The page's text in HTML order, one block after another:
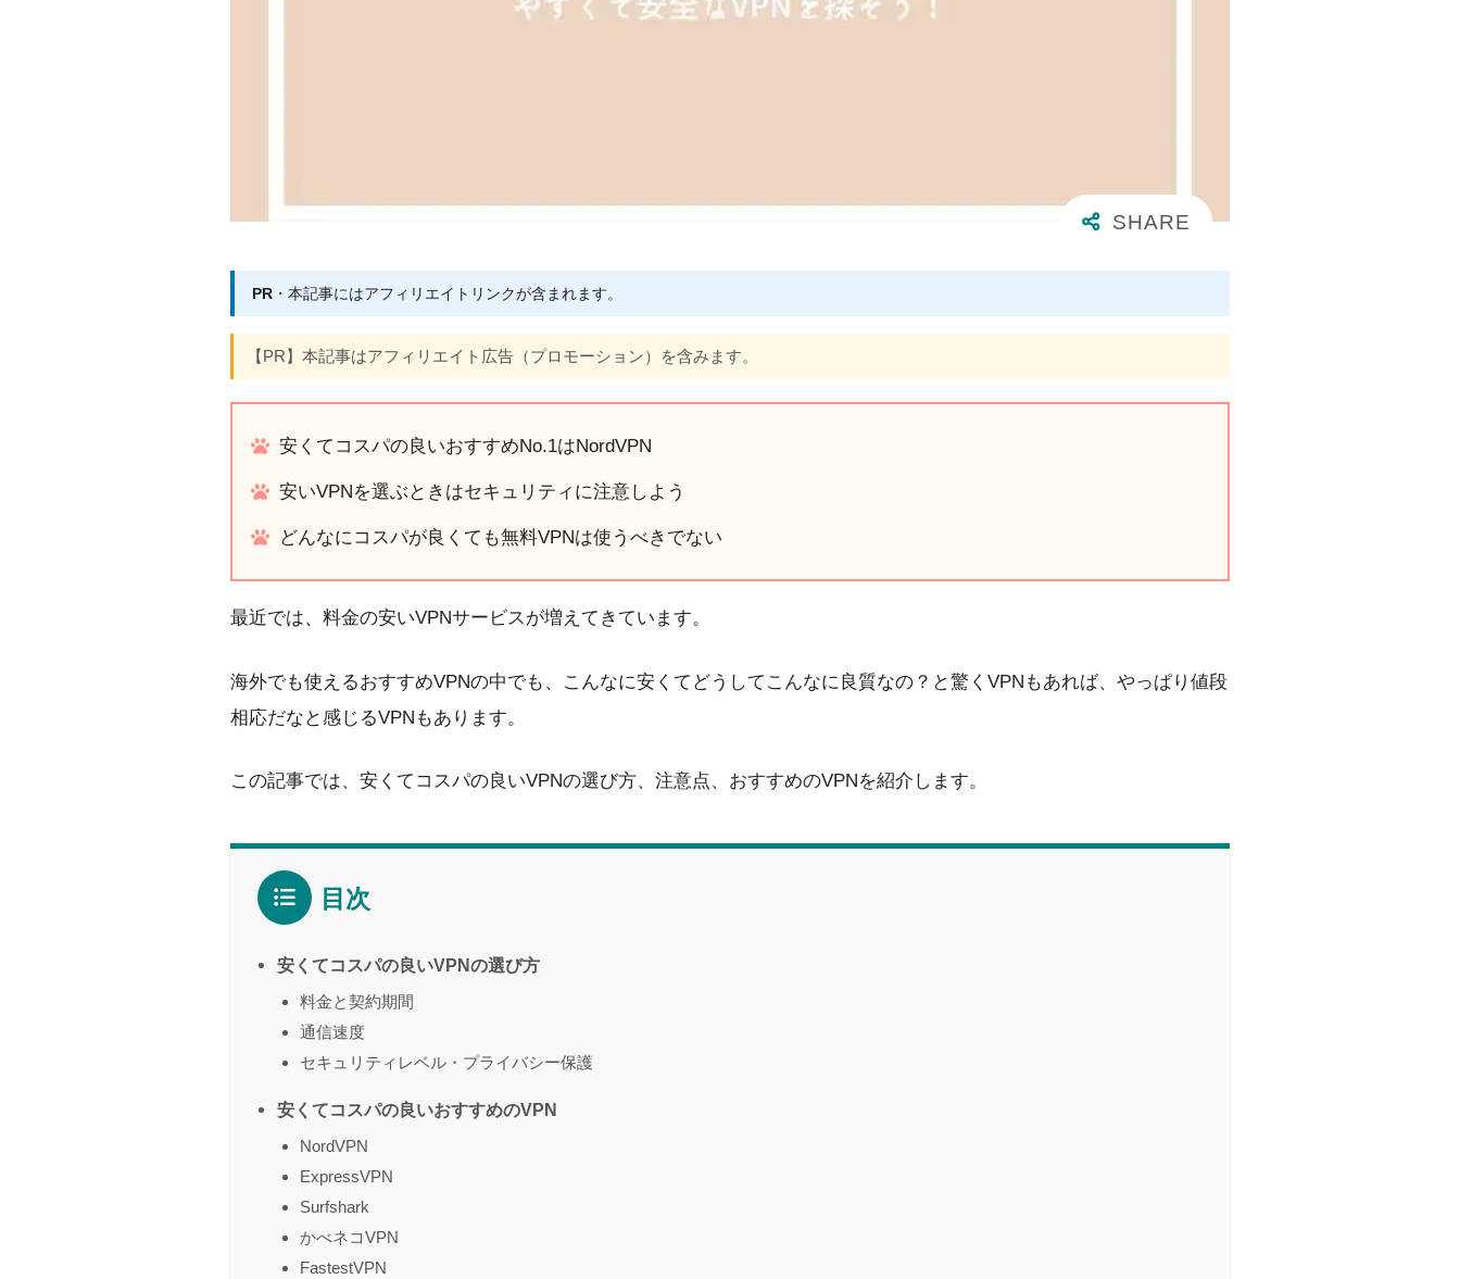
PR ・本記事にはアフィリエイトリンクが含まれます。
【PR】本記事はアフィリエイト広告（プロモーション）を含みます。
安くてコスパの良いおすすめNo.1はNordVPN
安いVPNを選ぶときはセキュリティに注意しよう
どんなにコスパが良くても無料VPNは使うべきでない
最近では、料金の安いVPNサービスが増えてきています。
海外でも使えるおすすめVPNの中でも、こんなに安くてどうしてこんなに良質なの？と驚くVPNもあれば、やっぱり値段
相応だなと感じるVPNもあります。
この記事では、安くてコスパの良いVPNの選び方、注意点、おすすめのVPNを紹介します。
目次
安くてコスパの良いVPNの選び方
料金と契約期間
通信速度
セキュリティレベル・プライバシー保護
安くてコスパの良いおすすめのVPN
NordVPN
ExpressVPN
Surfshark
かべネコVPN
FastestVPN